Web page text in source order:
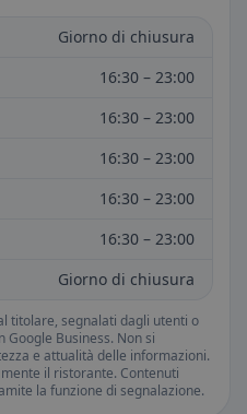
Giorno di chiusura
16:30 – 23:00
16:30 – 23:00
16:30 – 23:00
16:30 – 23:00
16:30 – 23:00
Giorno di chiusura
titolare, segnalati dagli utenti o
Business. Non si
e attualità delle informazioni.
il ristorante. Contenuti
la funzione di segnalazione.